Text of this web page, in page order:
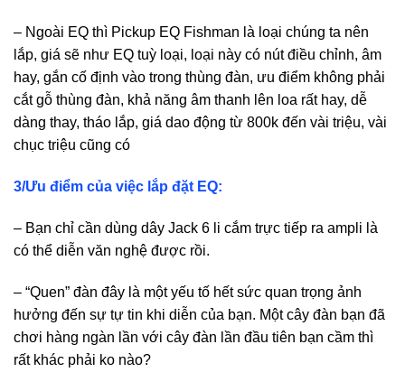
– Ngoài EQ thì Pickup EQ Fishman là loại chúng ta nên
lắp, giá sẽ như EQ tuỳ loại, loại này có nút điều chỉnh, âm
hay, gắn cố định vào trong thùng đàn, ưu điểm không phải
cắt gỗ thùng đàn, khả năng âm thanh lên loa rất hay, dễ
dàng thay, tháo lắp, giá dao động từ 800k đến vài triệu, vài
chục triệu cũng có
3/Ưu điểm của việc lắp đặt EQ:
– Bạn chỉ cần dùng dây Jack 6 li cắm trực tiếp ra ampli là
có thể diễn văn nghệ được rồi.
– “Quen” đàn đây là một yếu tố hết sức quan trọng ảnh
hưởng đến sự tự tin khi diễn của bạn. Một cây đàn bạn đã
chơi hàng ngàn lần với cây đàn lần đầu tiên bạn cầm thì
rất khác phải ko nào?